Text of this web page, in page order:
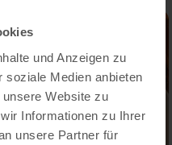
und Anzeigen zu
soziale Medien anbieten
Website zu
Informationen zu Ihrer
unsere Partner für